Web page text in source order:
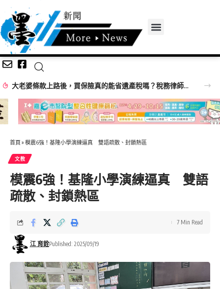
父為兒選舉籌4千萬、競選支出僅1810萬？游淑慧追問鄭朝方：2190萬差額去哪了
首頁 » 模震6強！基隆小學演練逼真 雙語疏散、封鎖熱區
文教
模震6強！基隆小學演練逼真 雙語
疏散、封鎖熱區
江 育銓Published: 2025/09/19
7 Min Read